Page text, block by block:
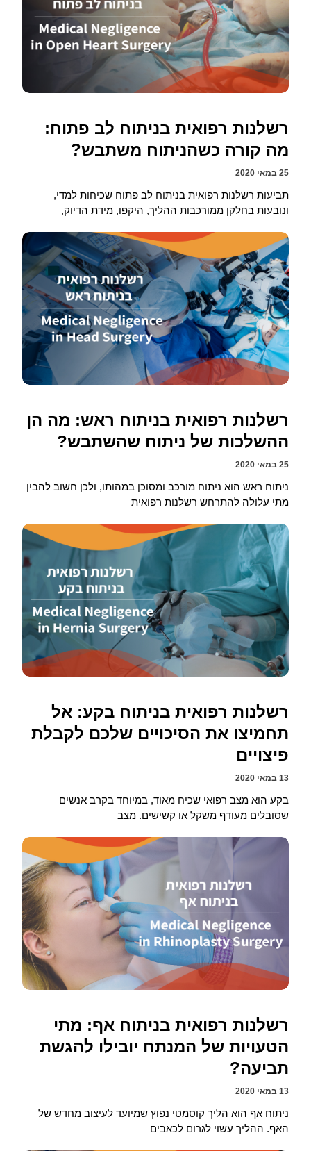
רשלנות רפואית בניתוח לב פתוח:
מה קורה כשהניתוח משתבש?
25 במאי 2020
תביעות רשלנות רפואית בניתוח לב פתוח שכיחות למדי,
ונובעות בחלקן ממורכבות ההליך, היקפו, מידת הדיוק,
רשלנות רפואית בניתוח ראש: מה הן
ההשלכות של ניתוח שהשתבש?
25 במאי 2020
ניתוח ראש הוא ניתוח מורכב ומסוכן במהותו, ולכן חשוב להבין
מתי עלולה להתרחש רשלנות רפואית
רשלנות רפואית בניתוח בקע: אל
תחמיצו את הסיכויים שלכם לקבלת
פיצויים
13 במאי 2020
בקע הוא מצב רפואי שכיח מאוד, במיוחד בקרב אנשים
שסובלים מעודף משקל או קשישים. מצב
רשלנות רפואית בניתוח אף: מתי
הטעויות של המנתח יובילו להגשת
תביעה?
13 במאי 2020
ניתוח אף הוא הליך קוסמטי נפוץ שמיועד לעיצוב מחדש של
האף. ההליך עשוי לגרום לכאבים